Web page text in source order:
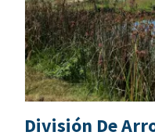
División De